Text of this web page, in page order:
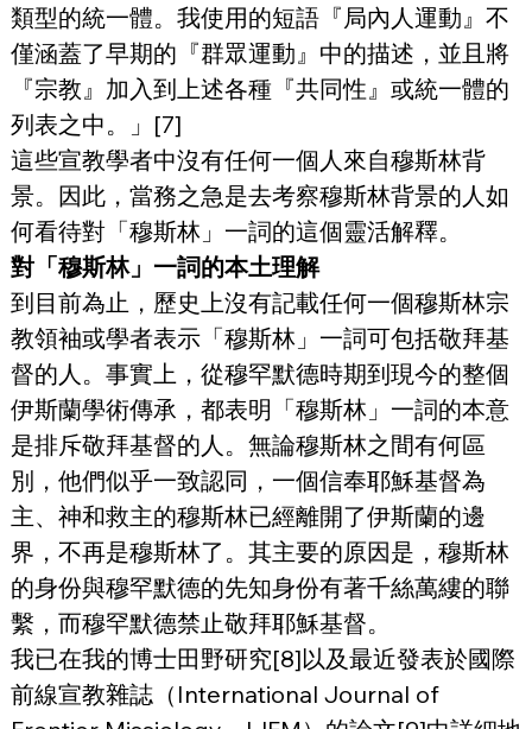
類型的統一體。我使用的短語『局內人運動』不
僅涵蓋了早期的『群眾運動』中的描述，並且將
『宗教』加入到上述各種『共同性』或統一體的
列表之中。」[7]
這些宣教學者中沒有任何一個人來自穆斯林背
景。因此，當務之急是去考察穆斯林背景的人如
何看待對「穆斯林」一詞的這個靈活解釋。
對「穆斯林」一詞的本土理解
到目前為止，歷史上沒有記載任何一個穆斯林宗
教領袖或學者表示「穆斯林」一詞可包括敬拜基
督的人。事實上，從穆罕默德時期到現今的整個
伊斯蘭學術傳承，都表明「穆斯林」一詞的本意
是排斥敬拜基督的人。無論穆斯林之間有何區
別，他們似乎一致認同，一個信奉耶穌基督為
主、神和救主的穆斯林已經離開了伊斯蘭的邊
界，不再是穆斯林了。其主要的原因是，穆斯林
的身份與穆罕默德的先知身份有著千絲萬縷的聯
繫，而穆罕默德禁止敬拜耶穌基督。
我已在我的博士田野研究[8]以及最近發表於國際
前線宣教雜誌（International Journal of